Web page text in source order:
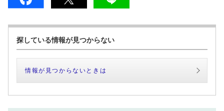
探している情報が見つからない
情報が見つからないときは